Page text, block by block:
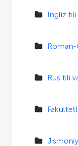
Ingliz tili
Rus tili